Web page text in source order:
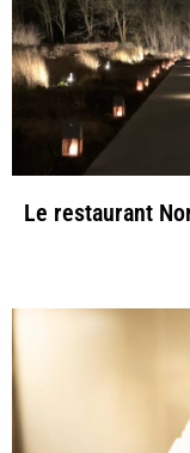
Le restaurant